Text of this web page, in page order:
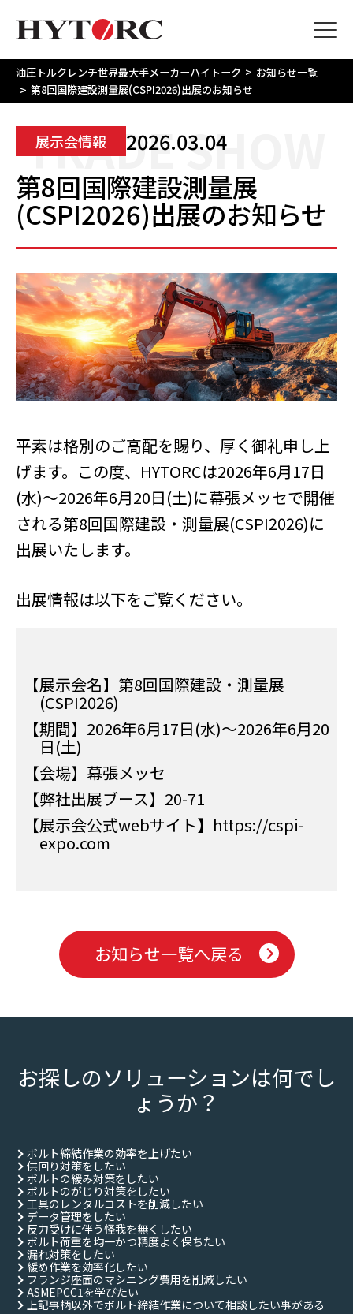
油圧トルクレンチ世界最大手メーカーハイトーク > お知らせ一覧
> 第8回国際建設測量展(CSPI2026)出展のお知らせ
TRADE SHOW
展示会情報 2026.03.04
第8回国際建設測量展
(CSPI2026)出展のお知らせ
平素は格別のご高配を賜り、厚く御礼申し上
げます。この度、HYTORCは2026年6月17日
(水)～2026年6月20日(土)に幕張メッセで開催
される第8回国際建設・測量展(CSPI2026)に
出展いたします。
出展情報は以下をご覧ください。
【展示会名】第8回国際建設・測量展
(CSPI2026)
【期間】2026年6月17日(水)～2026年6月20
日(土)
【会場】幕張メッセ
【弊社出展ブース】20-71
【展示会公式webサイト】https://cspi-
expo.com
お知らせ一覧へ戻る
お探しのソリューションは何でし
ょうか？
ボルト締結作業の効率を上げたい
供回り対策をしたい
ボルトの緩み対策をしたい
ボルトのがじり対策をしたい
工具のレンタルコストを削減したい
データ管理をしたい
反力受けに伴う怪我を無くしたい
ボルト荷重を均一かつ精度よく保ちたい
漏れ対策をしたい
緩め作業を効率化したい
フランジ座面のマシニング費用を削減したい
ASMEPCC1を学びたい
上記事柄以外でボルト締結作業について相談したい事がある